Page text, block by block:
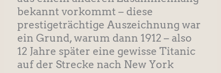
bekannt vorkommt – diese
prestigeträchtige Auszeichnung war
ein Grund, warum dann 1912 – also
12 Jahre später eine gewisse Titanic
auf der Strecke nach New York